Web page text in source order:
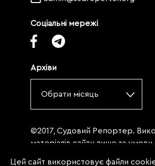
Соціальні мережі
Архіви
Обрати місяць
©2017, Судовий Репортер.
матеріалів сайту лише за умови
Цей сайт використовує файли